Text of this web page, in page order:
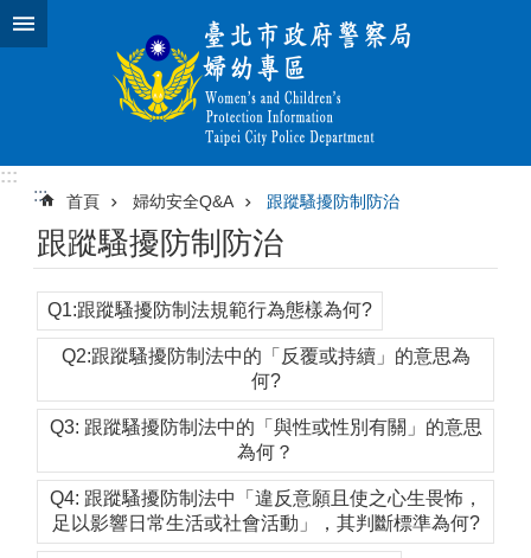
跳到主要內容區塊
:::
:::
首頁 婦幼安全Q&A 跟蹤騷擾防制防治
跟蹤騷擾防制防治
Q1:跟蹤騷擾防制法規範行為態樣為何?
Q2:跟蹤騷擾防制法中的「反覆或持續」的意思為
何?
Q3: 跟蹤騷擾防制法中的「與性或性別有關」的意思
為何？
Q4: 跟蹤騷擾防制法中「違反意願且使之心生畏怖，
足以影響日常生活或社會活動」，其判斷標準為何?